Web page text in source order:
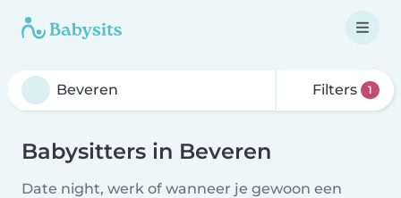
Filters 1
Babysitters in Beveren
Date night, werk of wanneer je gewoon een